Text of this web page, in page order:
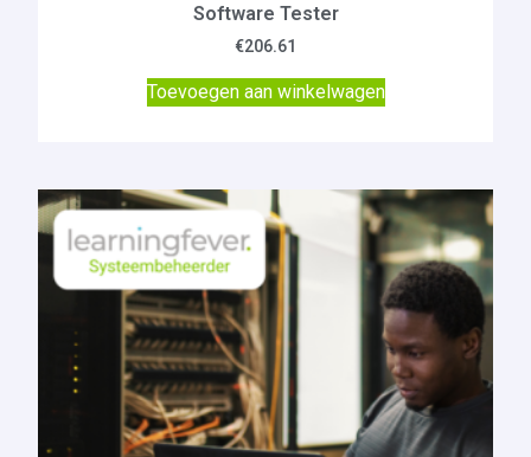
Software Tester
€206.61
Toevoegen aan winkelwagen